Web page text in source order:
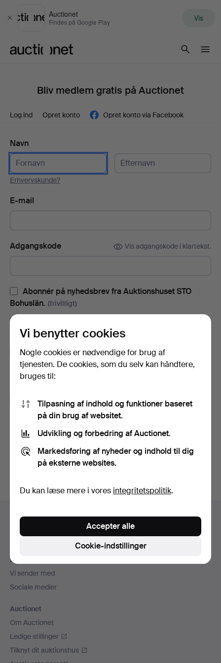
Luk
Auctionet
Findes på Google Play Vis
Bliv medlem gratis på Auctionet
Log ind Opret konto Opret konto via Facebook
Navn
Erhvervskunde?
E-mail
Adgangskode Vis adgangskode i klartekst.
Abonnér på nyhedsbrev fra Auktionshuset STO
Bohuslän. (frivilligt)
Med blandt andet auktionskataloger, invitationer til events og
nyheder. Hvis du fortryder, kan du nemt afslutte abonnementet.
Tilmeld dig Auctionets nyhedsbrev. (frivilligt)
Her kan du blandt andet se eksperttips, udvalgte genstande og
inspiration. Hvis du fortryder, kan du nemt framelde det igen.
Jeg er over 18 år og godkender
købsbetingelsersamt bekræfter, at jeg har læst
integritetspolitikken .
Opret konto
Hjælp og kontaktoplysninger
Kontakt supporten
Betalingsmuligheder
Vi sender med
Sociale medier
Auctionet
Om Auctionet
Ledige stillinger
Tilknyt dit auktionshus
Vi benytter cookies
Nogle cookies er nødvendige for brug af
tjenesten. De cookies, som du selv kan håndtere,
bruges til:
Tilpasning af indhold og funktioner baseret
på din brug af websitet.
Udvikling og forbedring af Auctionet.
Markedsføring af nyheder og indhold til dig
på eksterne websites.
Du kan læse mere i vores integritetspolitik.
Cookie-indstillinger
Accepter alle